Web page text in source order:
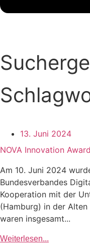
13. Juni 2024
NOVA Innovation
Am 10. Juni 2024
Bundesverbandes
Kooperation mit der
(Hamburg) in der
waren insgesamt...
Weiterlesen...